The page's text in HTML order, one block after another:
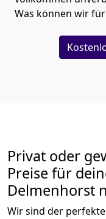
Was können wir
Privat oder
Preise für
Delmenhorst
Wir sind der